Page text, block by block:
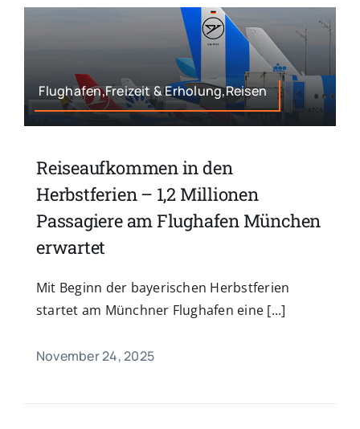
Flughafen,Freizeit & Erholung,Reisen
Reiseaufkommen in den
Herbstferien – 1,2 Millionen
Passagiere am Flughafen München
erwartet
Mit Beginn der bayerischen Herbstferien
startet am Münchner Flughafen eine [...]
November 24, 2025